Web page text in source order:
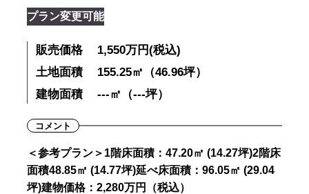
プラン変更可能
販売価格
1,550万円(税込)
土地面積
155.25㎡（46.96坪）
建物面積
---㎡（---坪）
コメント
＜参考プラン＞1階床面積：47.20㎡ (14.27坪)2階床
面積48.85㎡ (14.77坪)延べ床面積：96.05㎡ (29.04
坪)建物価格：2,280万円（税込）